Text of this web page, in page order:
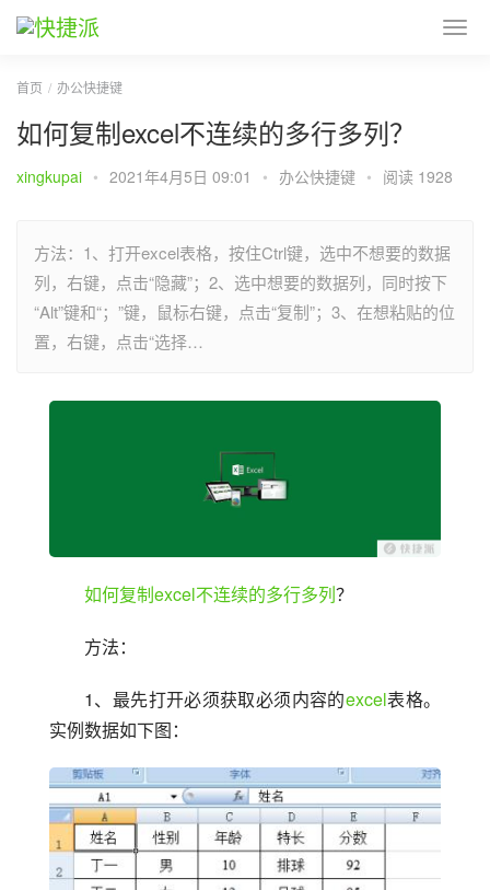
首页 办公快捷键
如何复制excel不连续的多行多列？
xingkupai • 2021年4月5日 09:01 • 办公快捷键 • 阅读 1928
方法：1、打开excel表格，按住Ctrl键，选中不想要的数据
列，右键，点击“隐藏”；2、选中想要的数据列，同时按下
“Alt”键和“；”键，鼠标右键，点击“复制”；3、在想粘贴的位
置，右键，点击“选择…
如何复制excel不连续的多行多列？
方法：
1、最先打开必须获取必须内容的excel表格。
实例数据如下图：